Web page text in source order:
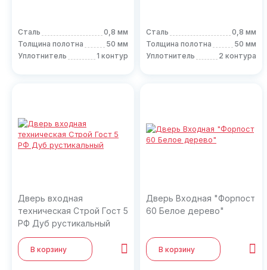
Сталь
0,8 мм
Толщина полотна
50 мм
Уплотнитель
1 контур
Сталь
0,8 мм
Толщина полотна
50 мм
Уплотнитель
2 контура
Дверь входная
техническая Строй Гост 5
РФ Дуб рустикальный
В корзину
Дверь Входная "Форпост
60 Белое дерево"
В корзину